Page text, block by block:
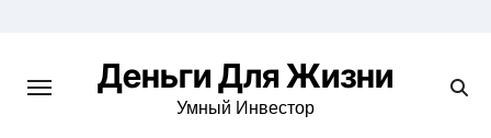
содержимомуДеньги Для Жизни
Умный Инвестор